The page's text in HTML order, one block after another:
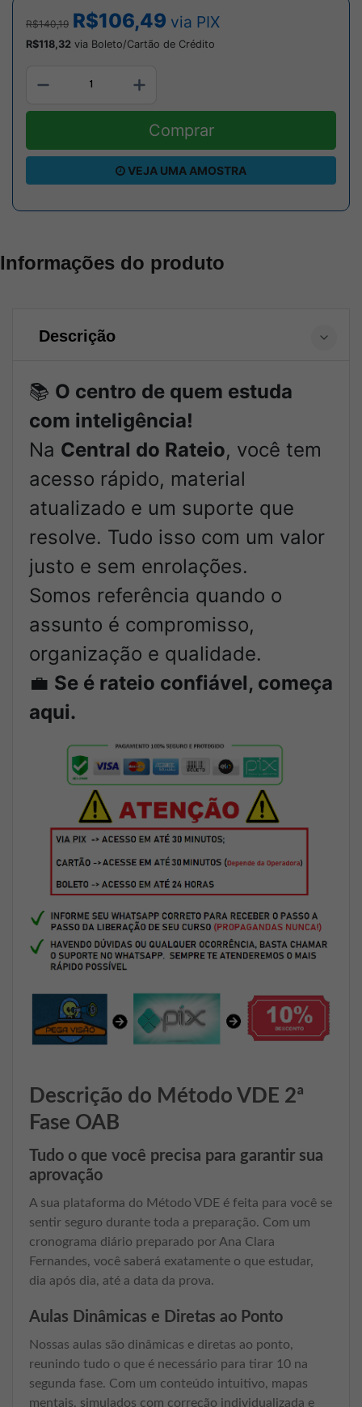
R$140,19 R$106,49 via PIX
R$118,32 via Boleto/Cartão de Crédito
Comprar
VEJA UMA AMOSTRA
Informações do produto
Descrição
📚 O centro de quem estuda
com inteligência!
Na Central do Rateio, você tem
acesso rápido, material
atualizado e um suporte que
resolve. Tudo isso com um valor
justo e sem enrolações.
Somos referência quando o
assunto é compromisso,
organização e qualidade.
💼 Se é rateio confiável, começa
aqui.
Descrição do Método VDE 2ª
Fase OAB
Tudo o que você precisa para garantir sua
aprovação
A sua plataforma do Método VDE é feita para você se
sentir seguro durante toda a preparação. Com um
cronograma diário preparado por Ana Clara
Fernandes, você saberá exatamente o que estudar,
dia após dia, até a data da prova.
Aulas Dinâmicas e Diretas ao Ponto
Nossas aulas são dinâmicas e diretas ao ponto,
reunindo tudo o que é necessário para tirar 10 na
segunda fase. Com um conteúdo intuitivo, mapas
mentais, simulados com correção individualizada e